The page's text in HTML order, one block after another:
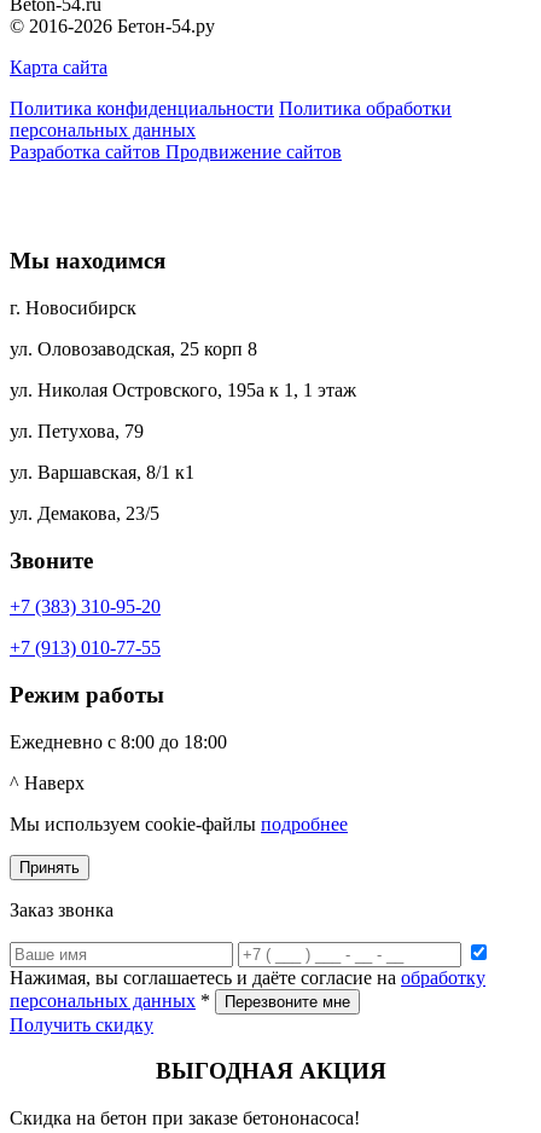
Beton-54.ru
© 2016-2026 Бетон-54.ру
Карта сайта
Политика конфиденциальности Политика обработки
персональных данных
Разработка сайтов Продвижение сайтов
Мы находимся
г. Новосибирск
ул. Оловозаводская, 25 корп 8
ул. Николая Островского, 195а к 1, 1 этаж
ул. Петухова, 79
ул. Варшавская, 8/1 к1
ул. Демакова, 23/5
Звоните
+7 (383) 310-95-20
+7 (913) 010-77-55
Режим работы
Ежедневно с 8:00 до 18:00
^ Наверх
Мы используем cookie-файлы подробнее
Принять
Заказ звонка
Нажимая, вы соглашаетесь и даёте согласие на обработку
персональных данных *
Получить скидку
ВЫГОДНАЯ АКЦИЯ
Скидка на бетон при заказе бетононасоса!